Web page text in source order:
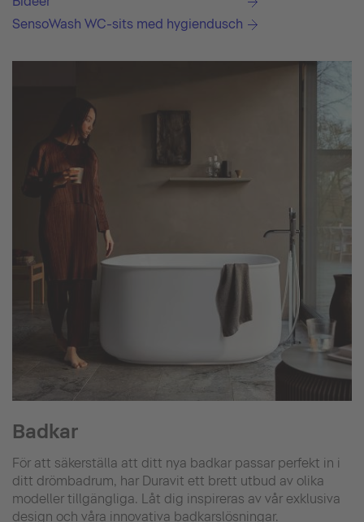
SensoWash WC-sits med hygiendusch
Badkar
För att säkerställa att ditt nya badkar passar perfekt in i
ditt drömbadrum, har Duravit ett brett utbud av olika
modeller tillgängliga. Låt dig inspireras av vår exklusiva
design och våra innovativa badkarslösningar.